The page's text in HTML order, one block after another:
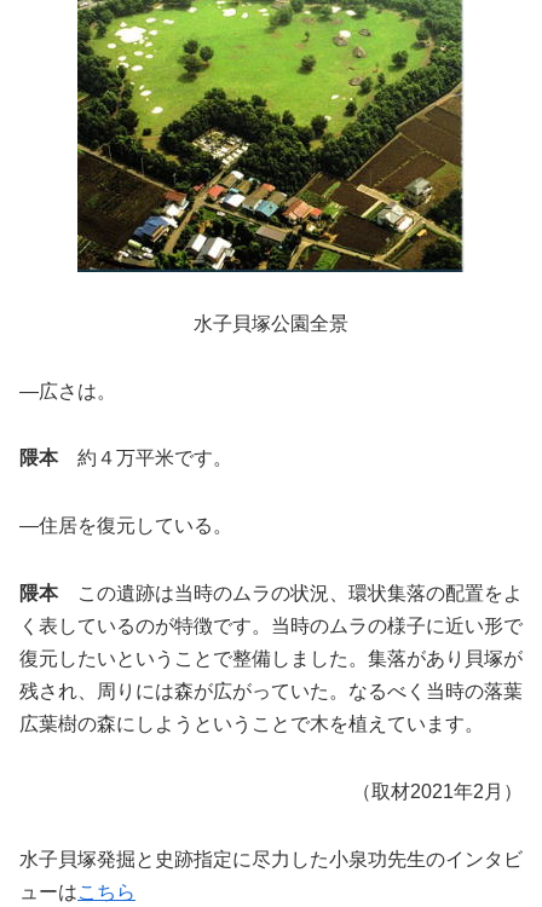
水子貝塚公園全景
―広さは。
隈本約４万平米です。
―住居を復元している。
隈本この遺跡は当時のムラの状況、環状集落の配置をよ
く表しているのが特徴です。当時のムラの様子に近い形で
復元したいということで整備しました。集落があり貝塚が
残され、周りには森が広がっていた。なるべく当時の落葉
広葉樹の森にしようということで木を植えています。
（取材2021年2月）
水子貝塚発掘と史跡指定に尽力した小泉功先生のインタビ
ューはこちら